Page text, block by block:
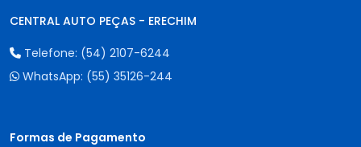
CENTRAL AUTO PEÇAS - ERECHIM
Telefone: (54) 2107-6244
WhatsApp: (55) 35126-244
Formas de Pagamento